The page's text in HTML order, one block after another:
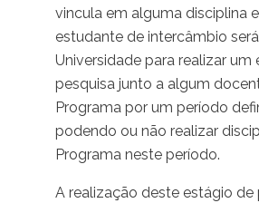
vincula em alguma disciplina
estudante de intercâmbio
Universidade para realizar um
pesquisa junto a algum
Programa por um período
podendo ou não realizar
Programa neste período.
A realização deste estágio de